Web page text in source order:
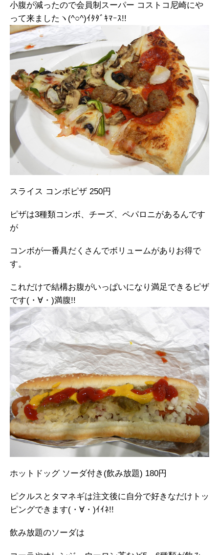
小腹が減ったので会員制スーパー コストコ尼崎にや
って来ましたヽ(^○^)ｲﾀﾀﾞｷﾏｰｽ!!
スライス コンボピザ 250円
ピザは3種類コンボ、チーズ、ペパロニがあるんです
が
コンボが一番具だくさんでボリュームがありお得で
す。
これだけで結構お腹がいっぱいになり満足できるピザ
です(・∀・)満腹!!
ホットドッグ ソーダ付き(飲み放題) 180円
ピクルスとタマネギは注文後に自分で好きなだけトッ
ピングできます(・∀・)ｲｲﾈ!!
飲み放題のソーダは